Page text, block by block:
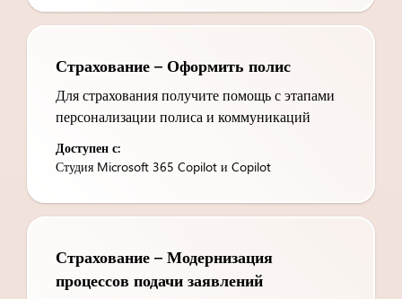
Страхование – Оформить полис
Для страхования получите помощь с этапами
персонализации полиса и коммуникаций
Доступен с:
Студия Microsoft 365 Copilot и Copilot
Страхование – Модернизация
процессов подачи заявлений